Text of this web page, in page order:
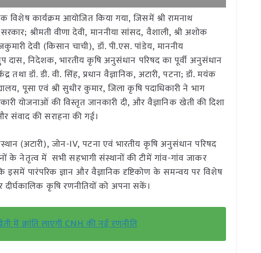
कार्यक्रम आयोजित किया गया, जिसमें श्री रामनाथ
श्रीमती वीणा देवी, माननीया सांसद, वैशाली, श्री अशोक
देवी (किसान चाची), डॉ. पी.एस. पांडेय, माननीय
दास, निदेशक, भारतीय कृषि अनुसंधान परिषद का पूर्वी अनुसंधान
तथा डॉ. डी. वी. सिंह, प्रधान वैज्ञानिक, अटारी, पटना; डॉ. मयंक
पूसा एवं श्री सुधीर कुमार, जिला कृषि पदाधिकारी ने भाग
योजनाओं की विस्तृत जानकारी दी, और वैज्ञानिक खेती की दिशा
संवाद की सराहना की गई।
(अटारी), जोन-IV, पटना एवं भारतीय कृषि अनुसंधान परिषद
के नेतृत्व में सभी सहभागी संस्थानों की टीमें गांव-गांव जाकर
पारंपरिक ज्ञान और वैज्ञानिक दृष्टिकोण के समन्वय पर विशेष
कृषि रणनीतियों को अपना सकें।
में क्रांति लाएगी CNH की नई रणनीति